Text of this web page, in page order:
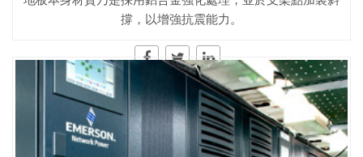
撐，以增強抗震能力。